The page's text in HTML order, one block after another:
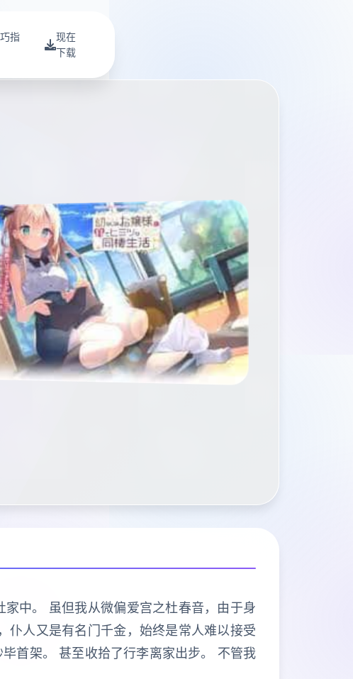
指
现在
下载
中。 虽但我从微偏爱宫之杜春音，由于身
仆人又是有名门千金，始终是常人难以接受
首架。 甚至收拾了行李离家出步。 不管我